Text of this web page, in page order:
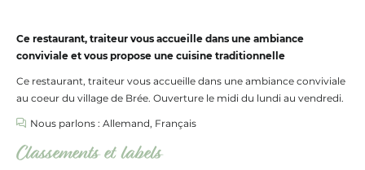
Ce restaurant, traiteur vous accueille dans une ambiance
conviviale et vous propose une cuisine traditionnelle
Ce restaurant, traiteur vous accueille dans une ambiance conviviale
au coeur du village de Brée. Ouverture le midi du lundi au vendredi.
Nous parlons : Allemand, Français
Classements et labels